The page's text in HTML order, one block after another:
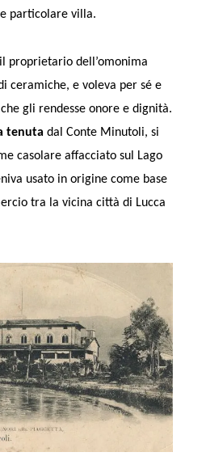
particolare villa.
proprietario dell’omonima
ceramiche, e voleva per sé e
gli rendesse onore e dignità.
tenuta dal Conte Minutoli, si
casolare affacciato sul Lago
usato in origine come base
tra la vicina città di Lucca